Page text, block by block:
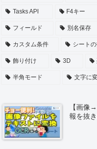
Tasks API F4キー
フィールド 別名保存
カスタム条件 シート
飾り付け 3D
半角モード 文字に
【画像
報を抜